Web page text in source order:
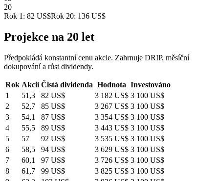
20
Rok 1: 82 US$Rok 20: 136 US$
Projekce na 20 let
Předpokládá konstantní cenu akcie. Zahrnuje DRIP, měsíční
dokupování a růst dividendy.
Rok Akcií Čistá dividenda Hodnota Investováno
1
51,3 82 US$ 3 182 US$ 3 100 US$
2
52,7 85 US$ 3 267 US$ 3 100 US$
3
54,1 87 US$ 3 354 US$ 3 100 US$
4
55,5 89 US$ 3 443 US$ 3 100 US$
5
57 92 US$ 3 535 US$ 3 100 US$
6
58,5 94 US$ 3 629 US$ 3 100 US$
7
60,1 97 US$ 3 726 US$ 3 100 US$
8
61,7 99 US$ 3 825 US$ 3 100 US$